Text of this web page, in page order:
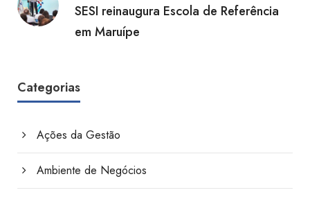
SESI reinaugura Escola de Referência
em Maruípe
Categorias
Ações da Gestão
Ambiente de Negócios